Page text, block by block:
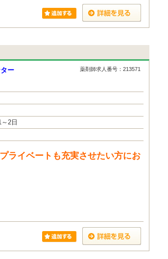
ー 薬剤師求人番号：213571
2日
ライベートも充実させたい方にお